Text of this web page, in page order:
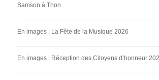
Samson à Thon
En images : La Fête de la Musique 2026
En images : Réception des Citoyens d’honneur